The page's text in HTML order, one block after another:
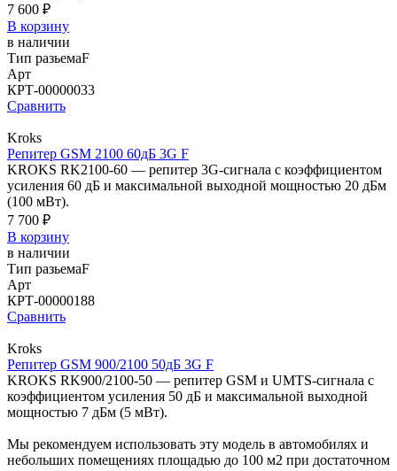
7 600 ₽
В корзину
в наличии
Тип разьемаF
Арт
КРТ-00000033
Сравнить
Kroks
Репитер GSM 2100 60дБ 3G F
KROKS RK2100-60 — репитер 3G-сигнала с коэффициентом
усиления 60 дБ и максимальной выходной мощностью 20 дБм
(100 мВт).
7 700 ₽
В корзину
в наличии
Тип разьемаF
Арт
КРТ-00000188
Сравнить
Kroks
Репитер GSM 900/2100 50дБ 3G F
KROKS RK900/2100-50 — репитер GSM и UMTS-сигнала с
коэффициентом усиления 50 дБ и максимальной выходной
мощностью 7 дБм (5 мВт).
Мы рекомендуем использовать эту модель в автомобилях и
небольших помещениях площадью до 100 м2 при достаточном